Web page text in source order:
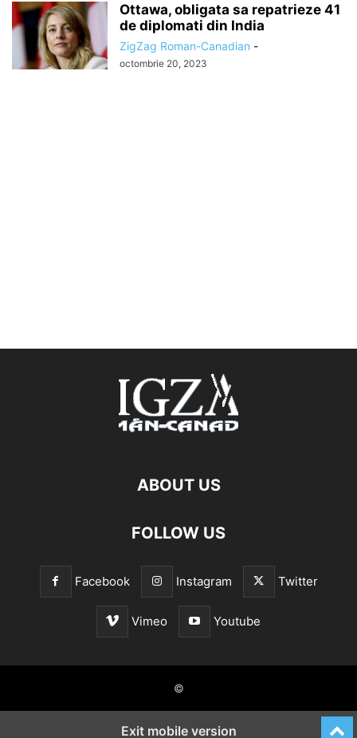
Ottawa, obligata sa repatrieze 41
de diplomati din India
ZigZag Roman-Canadian -
octombrie 20, 2023
ABOUT US
FOLLOW US
Facebook Instagram Twitter
Vimeo Youtube
©
Exit mobile version